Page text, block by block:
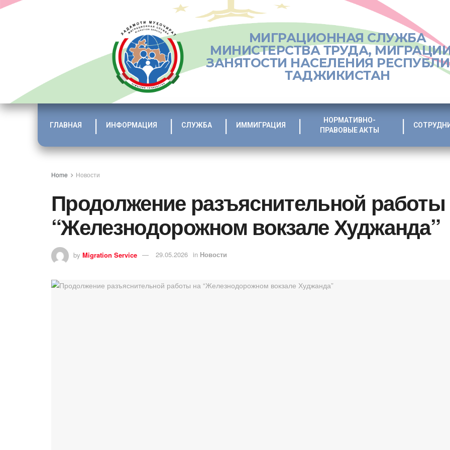
МИГРАЦИОННАЯ СЛУЖБА
МИНИСТЕРСТВА ТРУДА,
ЗАНЯТОСТИ НАСЕЛЕНИЯ
ТАДЖИКИСТАН
ГЛАВНАЯ ИНФОРМАЦИЯ СЛУЖБА ИММИГРАЦИЯ
НОРМАТИВНО-
ПРАВОВЫЕ АКТЫ
Home Новости
Продолжение разъяснительной работы
“Железнодорожном вокзале Худжанда”
by Migration Service 29.05.2026 in Новости